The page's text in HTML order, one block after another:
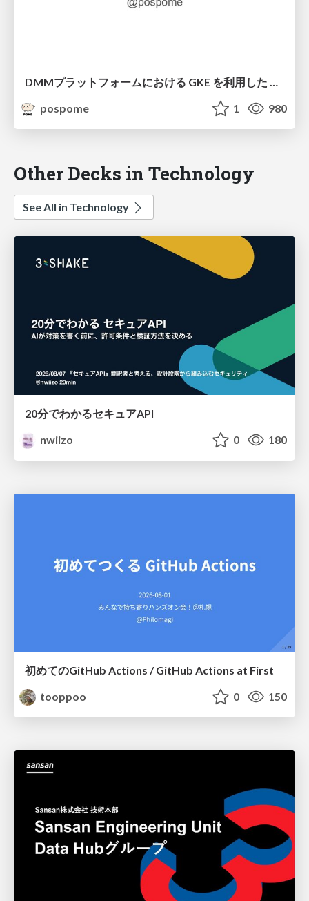
DMMプラットフォームにおける GKE を利用した プラットフォームエンジニアリングへの 取り組み
pospome
1 980
Other Decks in Technology
See All in Technology
20分でわかるセキュアAPI
nwiizo
0 180
初めてのGitHub Actions / GitHub Actions at First
tooppoo
0 150